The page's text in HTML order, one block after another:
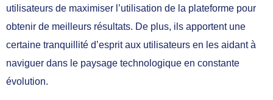
utilisateurs de maximiser l’utilisation de la plateforme pour
obtenir de meilleurs résultats. De plus, ils apportent une
certaine tranquillité d’esprit aux utilisateurs en les aidant à
naviguer dans le paysage technologique en constante
évolution.